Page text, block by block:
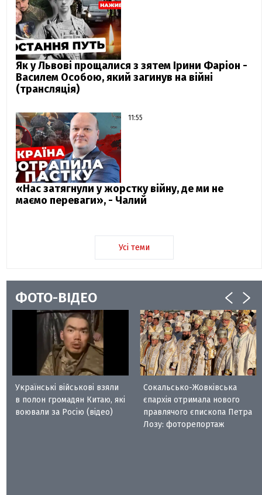
Як у Львові прощалися з зятем Ірини Фаріон -
Василем Особою, який загинув на війні
(трансляція)
11:55
«Нас затягнули у жорстку війну, де ми не
маємо переваги», - Чалий
Усі теми
ФОТО-ВІДЕО
Українські військові взяли
в полон громадян Китаю, які
воювали за Росію (відео)
Сокальсько-Жовківська
єпархія отримала нового
правлячого єпископа Петра
Лозу: фоторепортаж